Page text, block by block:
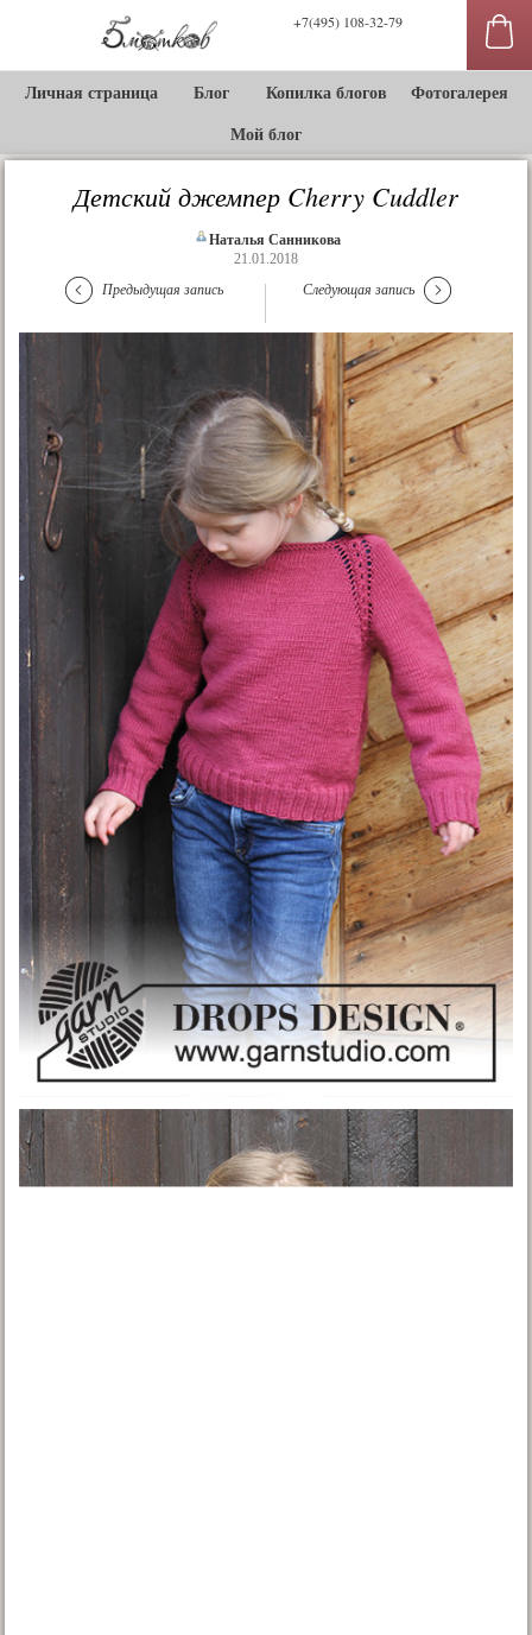
+7(495) 108-32-79
Личная страница Блог Копилка блогов
Фотогалерея
Мой блог
Детский джемпер Cherry Cuddler
Наталья Санникова
21.01.2018
Предыдущая запись Следующая запись